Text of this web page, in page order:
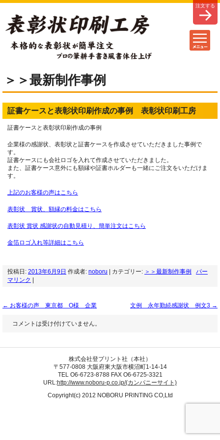
＞＞最新制作事例
証書ケースと表彰状印刷作成の事例 表彰状印刷工房
証書ケースと表彰状印刷作成の事例
企業様の感謝状、表彰状と証書ケースを作成させていただきました事例で
す。
証書ケースにも会社ロゴを入れて作成させていただきました。
また、証書ケース意外にも額縁や証書ホルダーも一緒にご注文をいただけま
す。
上記のお客様の声はこちら
表彰状 賞状、額縁の料金はこちら
表彰状 賞状 感謝状の自動見積り、簡単注文はこちら
金箔ロゴ入れ等詳細はこちら
投稿日: 2013年6月9日 作成者: noboru | カテゴリー: ＞＞最新制作事例
パー
マリンク
← お客様の声 東京都 O様 企業 文例 永年勤続感謝状 例文3 →
コメントは受け付けていません。
株式会社登プリント社（本社）
〒577-0808 大阪府東大阪市横沼町1-14-14
TEL O6-6723-8788 FAX O6-6725-3321
URL:http://www.noboru-p.co.jp/(カンパニーサイト)
Copyright(c) 2012 NOBORU PRINTING CO,Ltd